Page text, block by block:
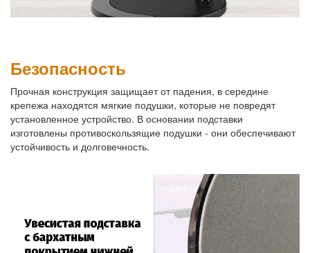
Безопасность
Прочная конструкция защищает от падения, в середине
крепежа находятся мягкие подушки, которые не повредят
установленное устройство. В основании подставки
изготовлены противоскользящие подушки - они обеспечивают
устойчивость и долговечность.